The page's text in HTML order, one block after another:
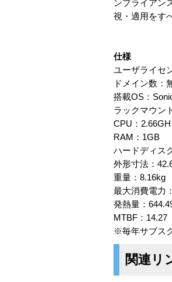
ンプライアン
視・適用をす
仕様
ユーザライセ
ドメイン数：
搭載OS：
ラックマウン
CPU：2.66GH
RAM：1GB
ハードディス
外形寸法：
重量：8.16kg
最大消費電力
発熱量：
MTBF：14.27
※毎年サブス
関連リ